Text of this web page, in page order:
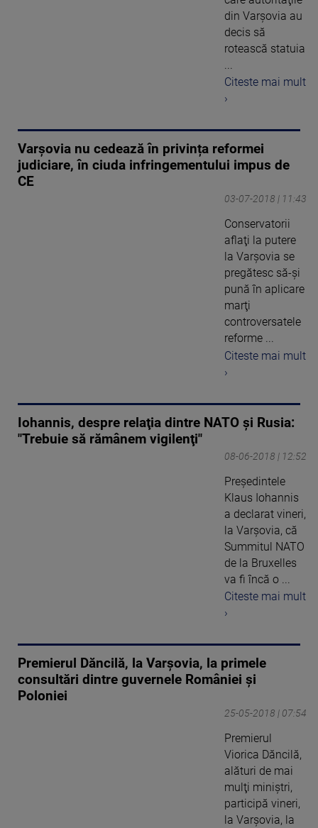
din Varșovia au
decis să
rotească statuia
Citeste mai mult
›
Varșovia nu cedează în privința reformei
judiciare, în ciuda infringementului impus de
CE
03-07-2018 | 11:43
Conservatorii
aflaţi la putere
la Varşovia se
pregătesc să-şi
pună în aplicare
marţi
controversatele
reforme ...
Citeste mai mult
›
Iohannis, despre relaţia dintre NATO şi Rusia:
"Trebuie să rămânem vigilenţi"
08-06-2018 | 12:52
Preşedintele
Klaus Iohannis
a declarat vineri,
la Varşovia, că
Summitul NATO
de la Bruxelles
va fi încă o ...
Citeste mai mult
›
Premierul Dăncilă, la Varşovia, la primele
consultări dintre guvernele României şi
Poloniei
25-05-2018 | 07:54
Premierul
Viorica Dăncilă,
alături de mai
mulţi miniştri,
participă vineri,
la Varşovia, la